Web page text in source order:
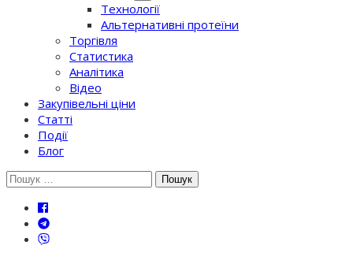
Технології
Альтернативні протеїни
Торгівля
Статистика
Аналітика
Відео
Закупівельні ціни
Статті
Події
Блог
Шукати: